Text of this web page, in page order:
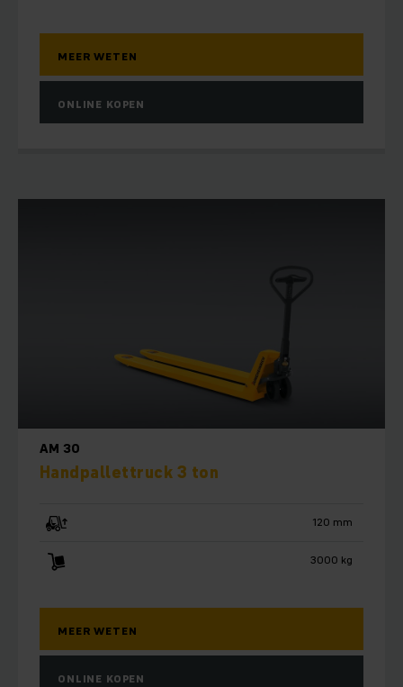
MEER WETEN
ONLINE KOPEN
AM 30
Handpallettruck 3 ton
120 mm
3000 kg
MEER WETEN
ONLINE KOPEN